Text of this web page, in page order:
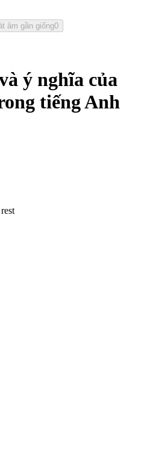
âm gần giống0
ý nghĩa của
tiếng Anh